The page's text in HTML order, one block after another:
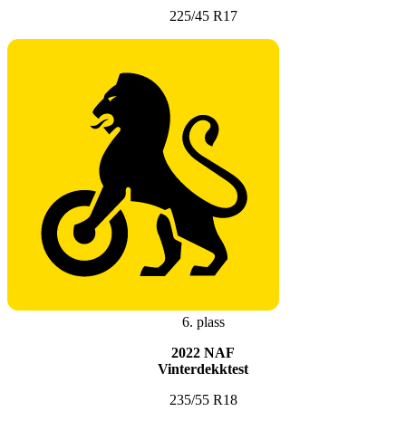
225/45 R17
6. plass
2022 NAF
Vinterdekktest
235/55 R18